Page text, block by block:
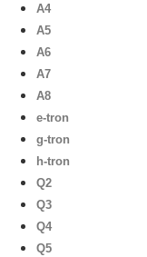
A4
A5
A6
A7
A8
e-tron
g-tron
h-tron
Q2
Q3
Q4
Q5